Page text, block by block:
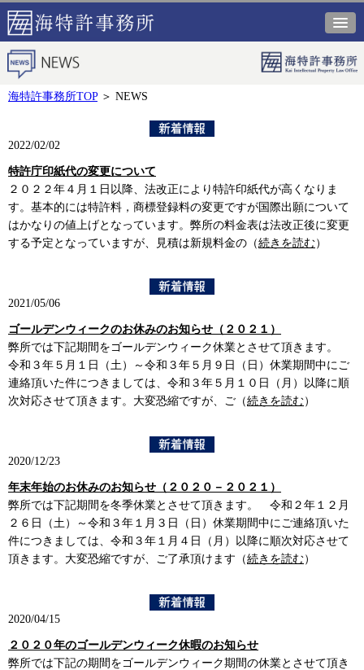
海特許事務所TOP＞ NEWS
2022/02/02
特許庁印紙代の変更について
２０２２年４月１日以降、法改正により特許印紙代が高くなりま
す。基本的には特許料，商標登録料の変更ですが国際出願について
はかなりの値上げとなっています。弊所の料金表は法改正後に変更
する予定となっていますが、見積は新規料金の（続きを読む）
2021/05/06
ゴールデンウィークのお休みのお知らせ（２０２１）
弊所では下記期間をゴールデンウィーク休業とさせて頂きます。
令和３年５月１日（土）～令和３年５月９日（日）休業期間中にご
連絡頂いた件につきましては、令和３年５月１０日（月）以降に順
次対応させて頂きます。大変恐縮ですが、ご（続きを読む）
2020/12/23
年末年始のお休みのお知らせ（２０２０－２０２１）
弊所では下記期間を冬季休業とさせて頂きます。 令和２年１２月
２６日（土）～令和３年１月３日（日）休業期間中にご連絡頂いた
件につきましては、令和３年１月４日（月）以降に順次対応させて
頂きます。大変恐縮ですが、ご了承頂けます（続きを読む）
2020/04/15
２０２０年のゴールデンウィーク休暇のお知らせ
弊所では下記の期間をゴールデンウィーク期間の休業とさせて頂き